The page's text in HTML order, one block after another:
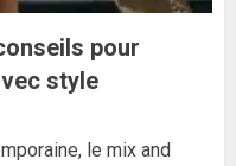
pour
style
le mix and